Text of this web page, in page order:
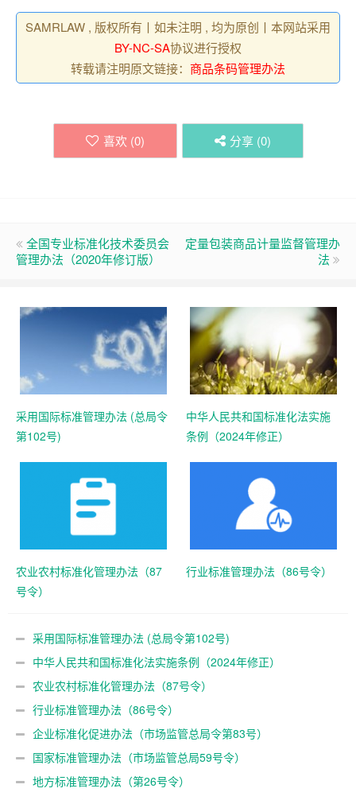
SAMRLAW , 版权所有丨如未注明 , 均为原创丨本网站采用
BY-NC-SA协议进行授权
转载请注明原文链接： 商品条码管理办法
喜欢 (0) 分享 (0)
全国专业标准化技术委员会
管理办法（2020年修订版）
定量包装商品计量监督管理办
法
采用国际标准管理办法 (总局令
第102号)
中华人民共和国标准化法实施
条例（2024年修正）
农业农村标准化管理办法（87
号令）
行业标准管理办法（86号令）
采用国际标准管理办法 (总局令第102号)
中华人民共和国标准化法实施条例（2024年修正）
农业农村标准化管理办法（87号令）
行业标准管理办法（86号令）
企业标准化促进办法（市场监管总局令第83号）
国家标准管理办法（市场监管总局59号令）
地方标准管理办法（第26号令）